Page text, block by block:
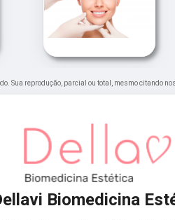
Sua reprodução, parcial ou total, mesmo citando
Biomedicina